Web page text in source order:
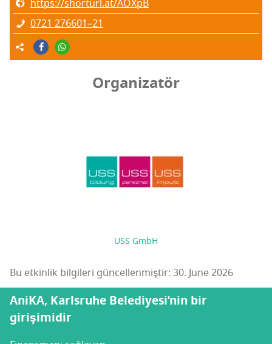
https://shorturl.at/AOXpB
0721 276601–21
Organizatör
USS GmbH
Bu etkinlik bilgileri güncellenmiştir: 30. June 2026
AniKA, Karlsruhe Belediyesi’nin bir
girişimidir